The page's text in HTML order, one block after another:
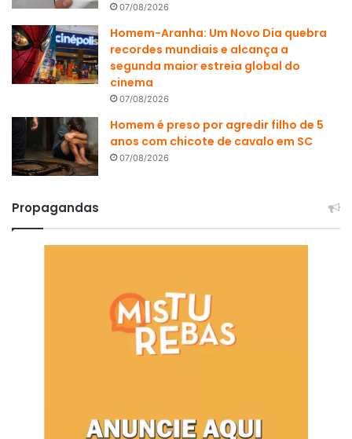
07/08/2026
Homem-Aranha: Um Novo Dia quebra
recordes mundiais e alcança a
segunda maior estreia global do
cinema
07/08/2026
Homem é preso por agredir filho de 5
anos com chicote de cavalo em SC
07/08/2026
Propagandas